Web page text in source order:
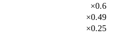
×0.6
×0.49
×0.25